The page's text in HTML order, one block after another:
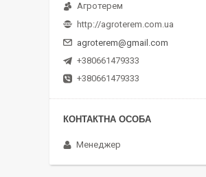
Агротерем
http://agroterem.com.ua
agroterem@gmail.com
+380661479333
+380661479333
Менеджер